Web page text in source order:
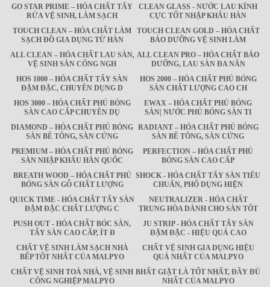
GO STAR PRIME – HÓA CHẤT TẨY
RỬA VỆ SINH, LÀM SẠCH
CLEAN GLASS - NƯỚC LAU KÍNH
CỰC TỐT NHẬP KHẨU HÀN
TOUCH CLEAN – HÓA CHẤT LÀM
SẠCH ĐỒ GIA DỤNG TỪ HÀN
TOUCH CLEAN GOLD – HÓA CHẤT
BẢO DƯỠNG VỆ SINH LÀM
ALL CLEAN – HÓA CHẤT LAU SÀN,
VỆ SINH SÀN CÔNG NGH
ALL CLEAN PRO – HÓA CHẤT BẢO
DƯỠNG, LAU SÀN ĐA NĂN
HOS 1000 – HÓA CHẤT TẨY SÀN
ĐẬM ĐẶC, CHUYÊN DỤNG D
HOS 2000 – HÓA CHẤT PHỦ BÓNG
SÀN CHẤT LƯỢNG CAO CH
HOS 3000 – HÓA CHẤT PHỦ BÓNG
SÀN CAO CẤP CHUYÊN DỤ
EWAX – HÓA CHẤT PHỦ BÓNG
SÀN| NƯỚC PHỦ BÓNG SÀN TI
DIAMOND – HÓA CHẤT PHỦ BÓNG
SÀN BÊ TÔNG, SÀN CỨNG
RADIANT – HÓA CHẤT PHỦ BÓNG
SÀN BÊ TÔNG, SÀN CỨNG
PREMIUM – HÓA CHẤT PHỦ BÓNG
SÀN NHẬP KHẨU HÀN QUỐC
PERFECTION – HÓA CHẤT PHỦ
BÓNG SÀN CAO CẤP
BREATH WOOD – HÓA CHẤT PHỦ
BÓNG SÀN GỖ CHẤT LƯỢNG
SHOCK - HÓA CHẤT TẨY SÀN TIÊU
CHUẨN, PHỔ DỤNG HIỆN
QUICK TIME - HÓA CHẤT TẨY SÀN
ĐẬM ĐẶC CHẤT LƯỢNG C
NEUTRALIZER - HÓA CHẤT
TRUNG HÒA DÀNH CHO SÀN TỐT
PUSH OUT - HÓA CHẤT BÓC SÀN,
TẨY SÀN CAO CẤP, ÍT Đ
JU STRIP - HÓA CHẤT TẨY SÀN
ĐẬM ĐẶC - HIỆU QUẢ CAO
CHẤT VỆ SINH LÀM SẠCH NHÀ
BẾP TỐT NHẤT CỦA MALPYO
CHẤT VỆ SINH GIA DỤNG HIỆU
QUẢ NHẤT CỦA MALPYO
CHẤT VỆ SINH TOÀ NHÀ, VỆ SINH
CÔNG NGHIỆP MALPYO
BHẤT GIẶT LÀ TỐT NHẤT, ĐẦY ĐỦ
NHẤT CỦA MALPYO